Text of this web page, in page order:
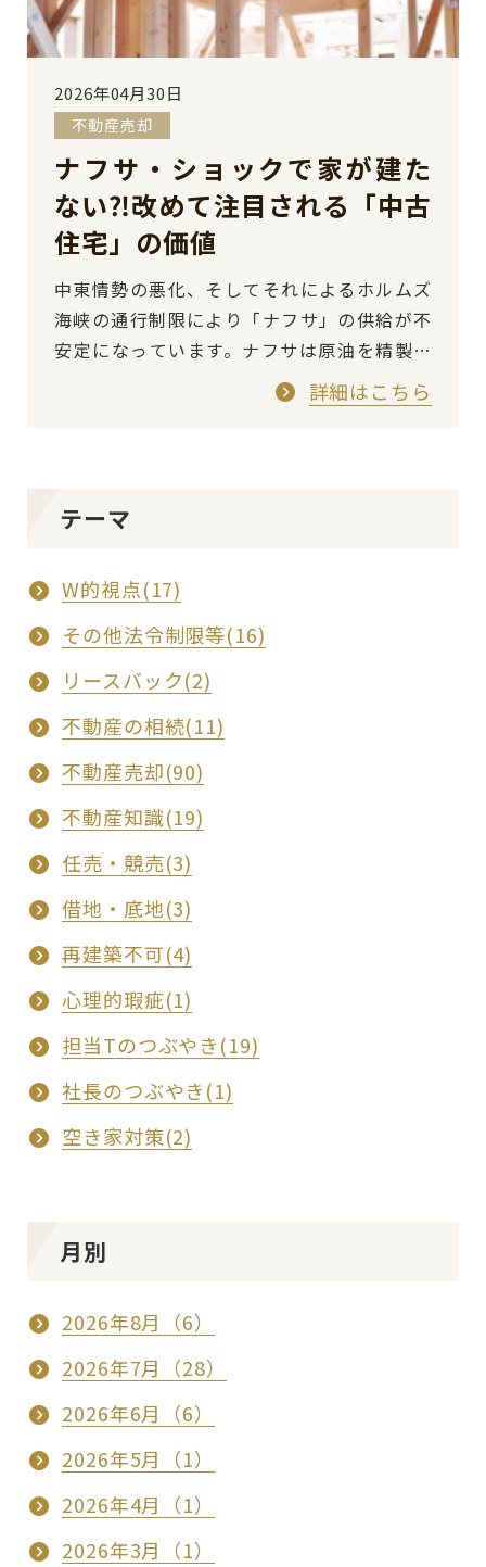
2026年04月30日
不動産売却
ナフサ・ショックで家が建た
ない⁈改めて注目される「中古
住宅」の価値
中東情勢の悪化、そしてそれによるホルムズ
海峡の通行制限により「ナフサ」の供給が不
安定になっています。ナフサは原油を精製す
る過程で得られる物質で、住宅のあらゆる建
材や設備の原料のひとつです。 「ナフサ・…
詳細はこちら
テーマ
W的視点(17)
その他法令制限等(16)
リースバック(2)
不動産の相続(11)
不動産売却(90)
不動産知識(19)
任売・競売(3)
借地・底地(3)
再建築不可(4)
心理的瑕疵(1)
担当Tのつぶやき(19)
社長のつぶやき(1)
空き家対策(2)
月別
2026年8月（6）
2026年7月（28）
2026年6月（6）
2026年5月（1）
2026年4月（1）
2026年3月（1）